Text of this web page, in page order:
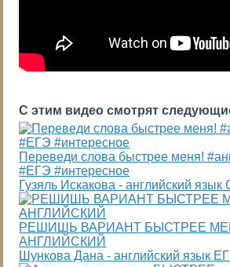
С этим видео смотрят
Переведи слова быстрее меня!
#ЕГЭ #интересное
Гузяль Искакова - английский
РЕШИШЬ ВАРИАНТ БЫСТРЕЕ
АНГЛИЙСКИЙ
Шункова Дана - английский язык